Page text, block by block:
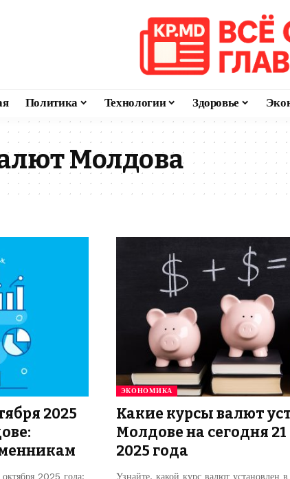
Политика Технологии Здоровье
Молдова
2025
2025 года:
ЭКОНОМИКА
Какие курсы валют
Молдове на сегодня
2025 года
Узнайте, какой курс валют установлен